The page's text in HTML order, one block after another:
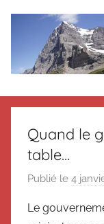
Le
blog
de
Suisse
Suisse
Suisse
Magazine
Quand le
table…
Publié le 4
Le